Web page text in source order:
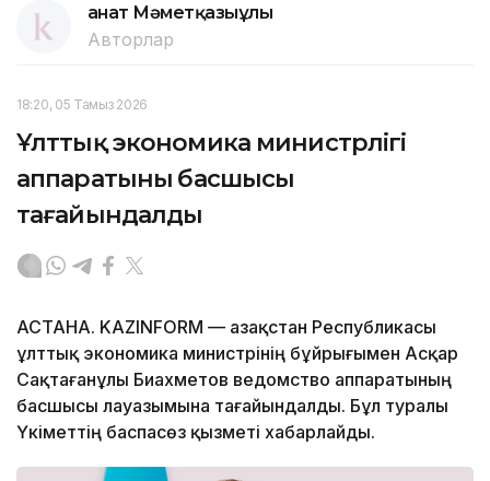
Қанат Мәметқазыұлы
Авторлар
18:20, 05 Тамыз 2026
Ұлттық экономика министрлігі
аппаратының басшысы
тағайындалды
АСТАНА. KAZINFORM — Қазақстан Республикасы
ұлттық экономика министрінің бұйрығымен Асқар
Сақтағанұлы Биахметов ведомство аппаратының
басшысы лауазымына тағайындалды. Бұл туралы
Үкіметтің баспасөз қызметі хабарлайды.